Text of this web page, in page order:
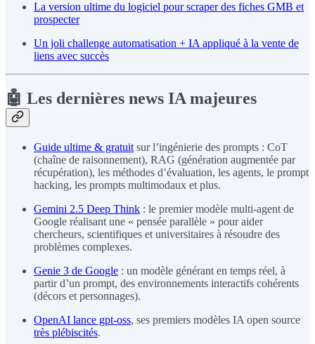
La version ultime du logiciel pour scraper des fiches GMB et
prospecter
Un joli challenge automatisation + IA appliqué à la vente de
liens avec succès
🤖 Les dernières news IA majeures
Guide ultime & gratuit sur l’ingénierie des prompts : CoT
(chaîne de raisonnement), RAG (génération augmentée par
récupération), les méthodes d’évaluation, les agents, le prompt
hacking, les prompts multimodaux et plus.
Gemini 2.5 Deep Think : le premier modèle multi-agent de
Google réalisant une « pensée parallèle » pour aider
chercheurs, scientifiques et universitaires à résoudre des
problèmes complexes.
Genie 3 de Google : un modèle générant en temps réel, à
partir d’un prompt, des environnements interactifs cohérents
(décors et personnages).
OpenAI lance gpt-oss, ses premiers modèles IA open source
très plébiscités.